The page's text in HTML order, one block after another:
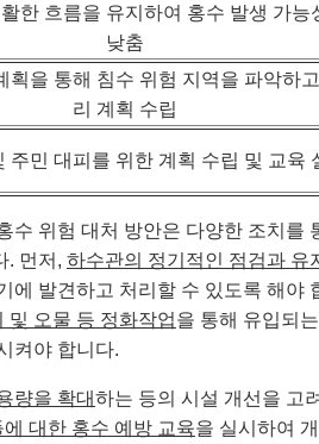
한 흐름을 유지하여 홍수 발생 가능
낮춤
획을 통해 침수 위험 지역을 파악하
리 계획 수립
주민 대피를 위한 계획 수립 및 교육
수 위험 대처 방안은 다양한 조치를
. 먼저, 하수관의 정기적인 점검과 유
에 발견하고 처리할 수 있도록 해야
및 오물 등 정화작업을 통해 유입되
켜야 합니다.
량을 확대하는 등의 시설 개선을 고
대한 홍수 예방 교육을 실시하여